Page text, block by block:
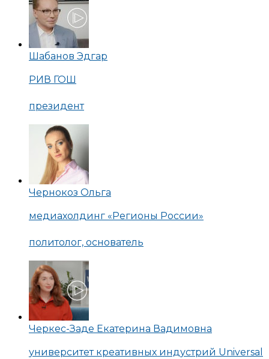
Шабанов Эдгар
РИВ ГОШ
президент
Чернокоз Ольга
медиахолдинг «Регионы России»
политолог, основатель
Черкес-Заде Екатерина Вадимовна
университет креативных индустрий Universal